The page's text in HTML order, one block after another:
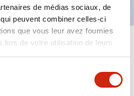
de médias sociaux, de
peuvent combiner celles-ci
que vous leur avez fournies
lors de votre utilisation de leurs